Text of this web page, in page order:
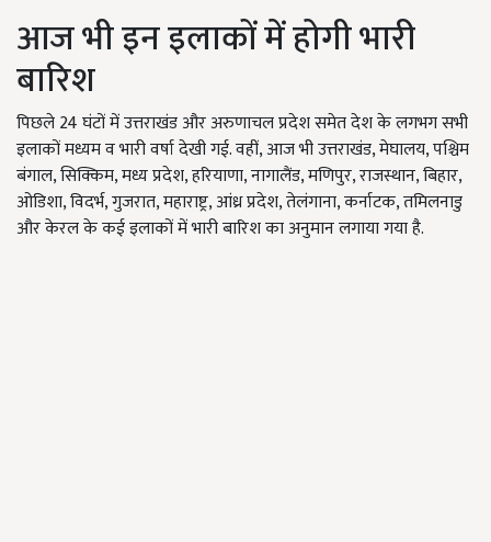
आज भी इन इलाकों में होगी भारी
बारिश
पिछले 24 घंटों में उत्तराखंड और अरुणाचल प्रदेश समेत देश के लगभग सभी
इलाकों मध्यम व भारी वर्षा देखी गई. वहीं, आज भी उत्तराखंड, मेघालय, पश्चिम
बंगाल, सिक्किम, मध्य प्रदेश, हरियाणा, नागालैंड, मणिपुर, राजस्थान, बिहार,
ओडिशा, विदर्भ, गुजरात, महाराष्ट्र, आंध्र प्रदेश, तेलंगाना, कर्नाटक, तमिलनाडु
और केरल के कई इलाकों में भारी बारिश का अनुमान लगाया गया है.